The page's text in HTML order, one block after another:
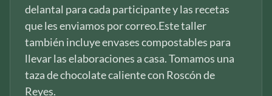
delantal para cada participante y las recetas
que les enviamos por correo.Este taller
también incluye envases compostables para
llevar las elaboraciones a casa. Tomamos una
taza de chocolate caliente con Roscón de
Reyes.